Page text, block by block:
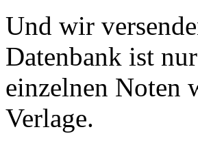
Und wir
Datenbank ist
einzelnen Noten
Verlage.